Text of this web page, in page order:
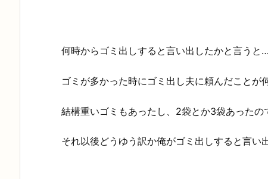
何時からゴミ出しすると言い出したかと言うと…
ゴミが多かった時にゴミ出し夫に頼んだことが
結構重いゴミもあったし、2袋とか3袋あったの
それ以後どうゆう訳か俺がゴミ出しすると言い